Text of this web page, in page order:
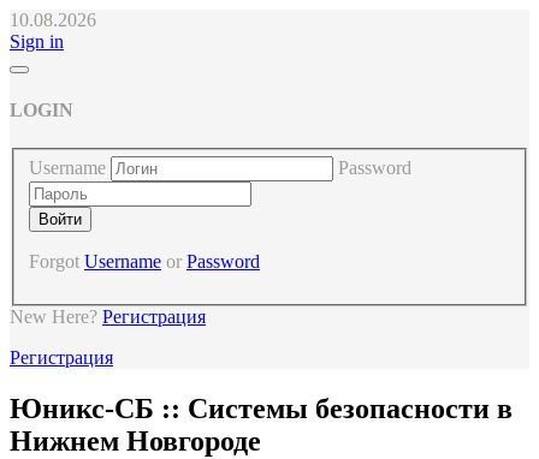
10.08.2026
Sign in
LOGIN
Username Password
Forgot Username or Password
New Here? Регистрация
Регистрация
Юникс-СБ :: Cистемы безопасности в
Нижнем Новгороде